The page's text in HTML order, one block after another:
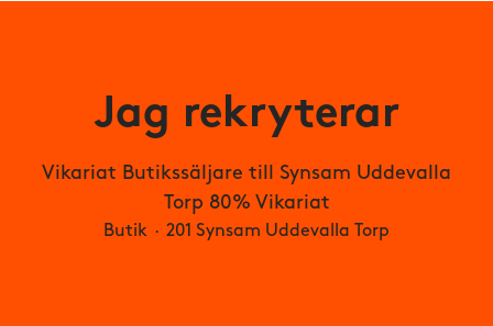
Jag rekryterar
Vikariat Butikssäljare till Synsam Uddevalla
Torp 80% Vikariat
Butik · 201 Synsam Uddevalla Torp